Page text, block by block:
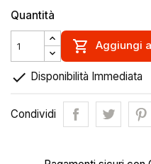
Quantità
 Aggiungi
 Disponibilità Immediata
Condividi